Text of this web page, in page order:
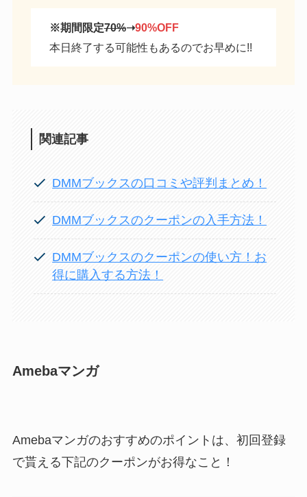
※期間限定70%➝90%OFF
本日終了する可能性もあるのでお早めに!!
関連記事
DMMブックスの口コミや評判まとめ！
DMMブックスのクーポンの入手方法！
DMMブックスのクーポンの使い方！お
得に購入する方法！
Amebaマンガ
Amebaマンガのおすすめのポイントは、初回登録
で貰える下記のクーポンがお得なこと！